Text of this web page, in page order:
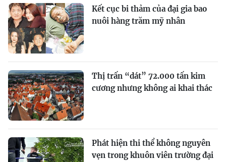
Kết cục bi thảm của đại gia bao
nuôi hàng trăm mỹ nhân
Thị trấn “dát” 72.000 tấn kim
cương nhưng không ai khai thác
Phát hiện thi thể không nguyên
vẹn trong khuôn viên trường đại